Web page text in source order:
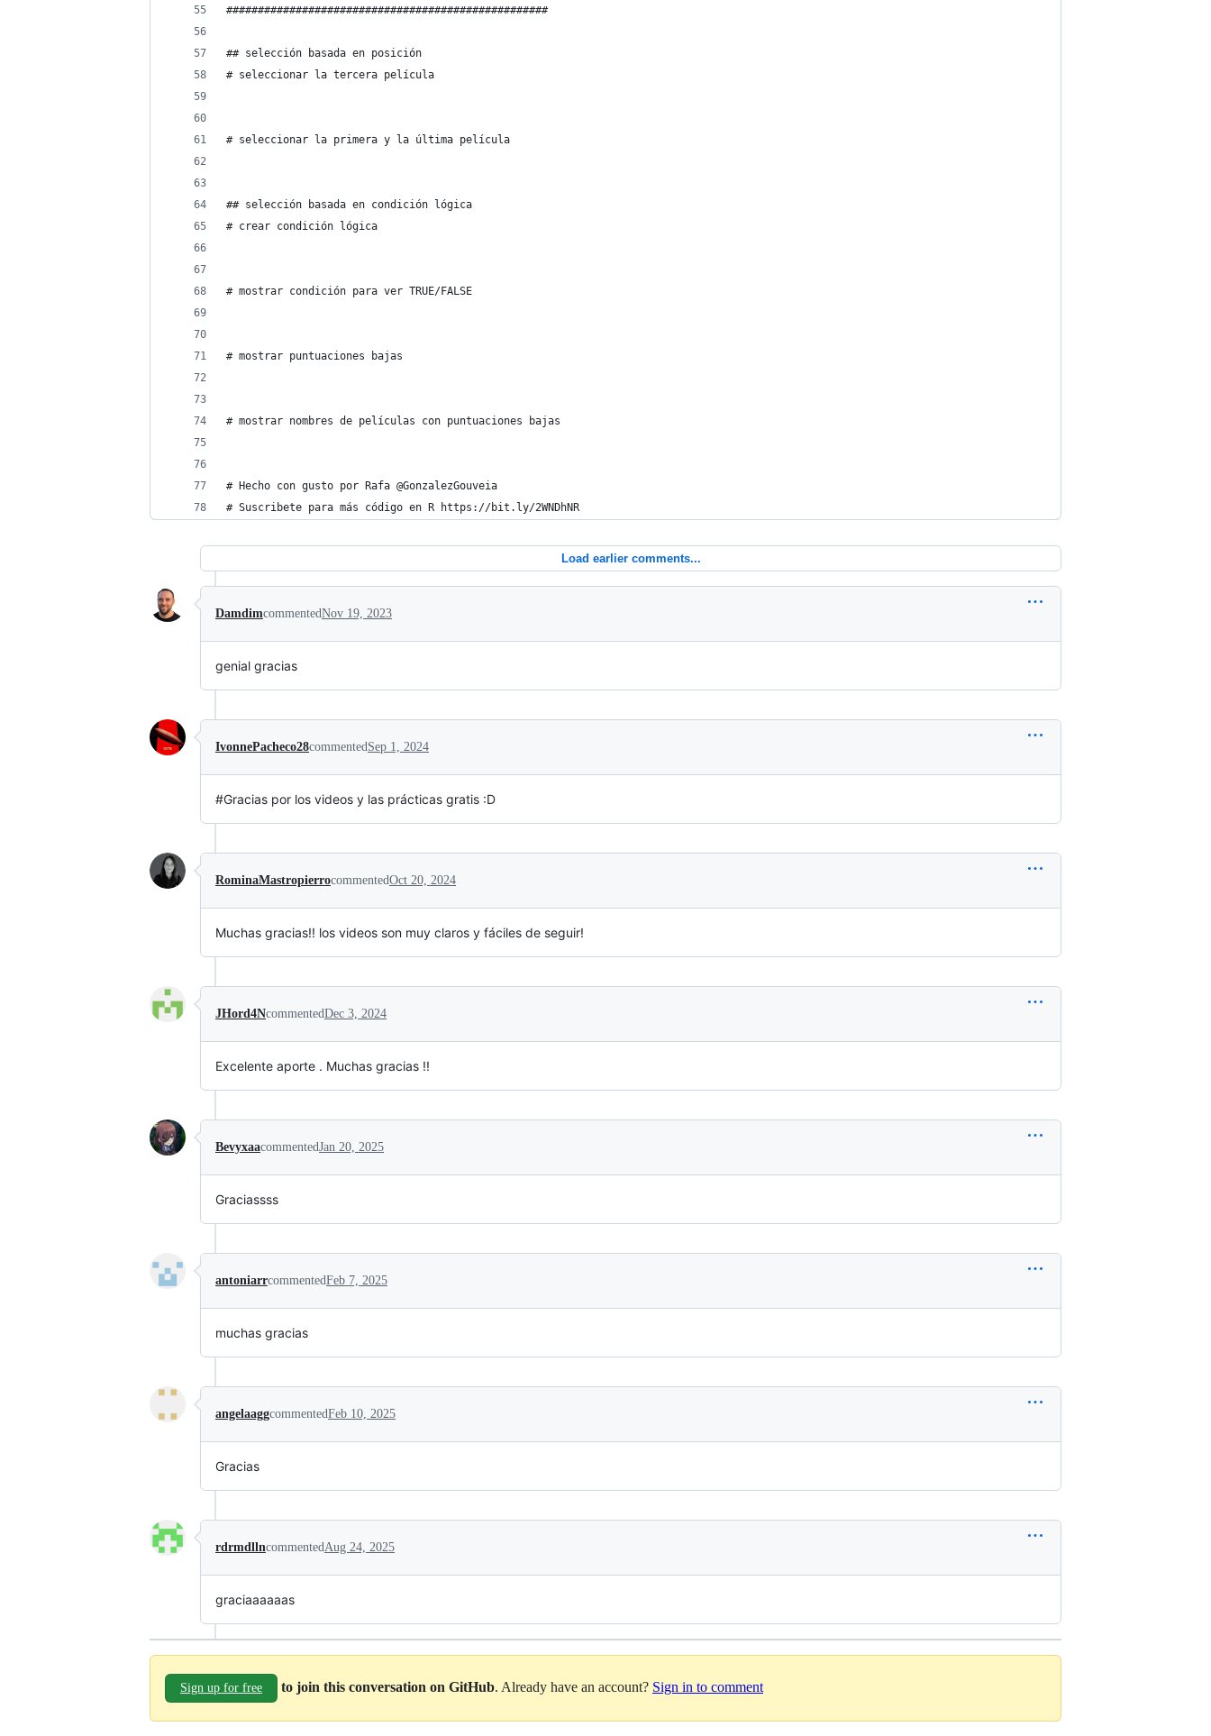
###################################################
## selección basada en posición
# seleccionar la tercera película
# seleccionar la primera y la última película
## selección basada en condición lógica
# crear condición lógica
# mostrar condición para ver TRUE/FALSE
# mostrar puntuaciones bajas
# mostrar nombres de películas con puntuaciones bajas
# Hecho con gusto por Rafa @GonzalezGouveia
# Suscribete para más código en R https://bit.ly/2WNDhNR
Load earlier comments...
DamdimcommentedNov 19, 2023
genial gracias
IvonnePacheco28commentedSep 1, 2024
#Gracias por los videos y las prácticas gratis :D
RominaMastropierrocommentedOct 20, 2024
Muchas gracias!! los videos son muy claros y fáciles de seguir!
JHord4NcommentedDec 3, 2024
Excelente aporte . Muchas gracias !!
BevyxaacommentedJan 20, 2025
Graciassss
antoniarrcommentedFeb 7, 2025
muchas gracias
angelaaggcommentedFeb 10, 2025
Gracias
rdrmdllncommentedAug 24, 2025
graciaaaaaas
Sign up for free to join this conversation on GitHub. Already have an account? Sign in to comment